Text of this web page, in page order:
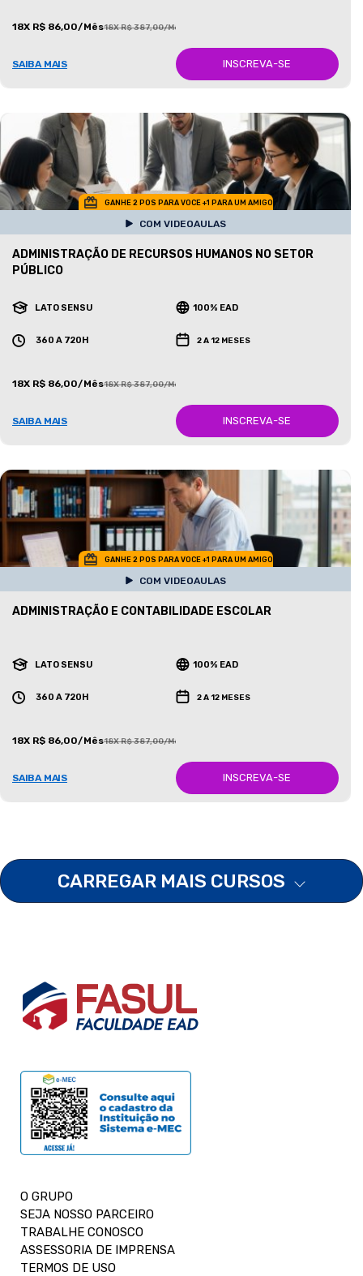
18X R$ 86,00/Mês18X R$ 387,00/Mês
SAIBA MAIS INSCREVA-SE
GANHE 2 POS PARA VOCE +1 PARA UM AMIGO
COM VIDEOAULAS
ADMINISTRAÇÃO DE RECURSOS HUMANOS NO SETOR
PÚBLICO
LATO SENSU 100% EAD
360 A 720H 2 A 12 MESES
18X R$ 86,00/Mês18X R$ 387,00/Mês
SAIBA MAIS INSCREVA-SE
GANHE 2 POS PARA VOCE +1 PARA UM AMIGO
COM VIDEOAULAS
ADMINISTRAÇÃO E CONTABILIDADE ESCOLAR
LATO SENSU 100% EAD
360 A 720H 2 A 12 MESES
18X R$ 86,00/Mês18X R$ 387,00/Mês
SAIBA MAIS INSCREVA-SE
CARREGAR MAIS CURSOS
O GRUPO
SEJA NOSSO PARCEIRO
TRABALHE CONOSCO
ASSESSORIA DE IMPRENSA
TERMOS DE USO